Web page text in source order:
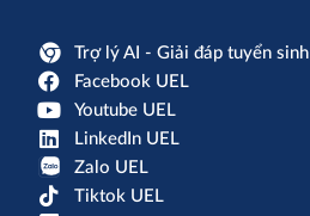
Trợ lý AI - Giải đáp tuyển sinh
Facebook UEL
Youtube UEL
LinkedIn UEL
Zalo UEL
Tiktok UEL